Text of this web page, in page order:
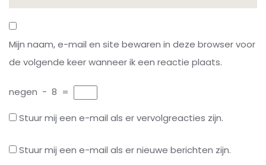
Mijn naam, e-mail en site bewaren in deze browser voor
de volgende keer wanneer ik een reactie plaats.
negen − 8 =
Stuur mij een e-mail als er vervolgreacties zijn.
Stuur mij een e-mail als er nieuwe berichten zijn.